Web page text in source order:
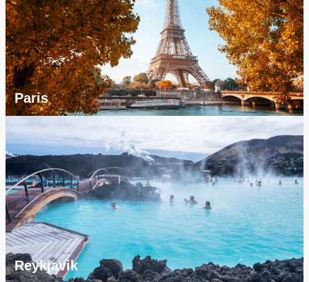
Paris
Reykjavik